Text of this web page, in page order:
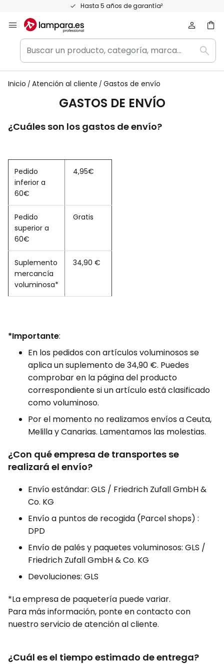
Hasta 5 años de garantía²
contenido
Buscar
un
producto,
categoría,
Inicio Atención al cliente Gastos de envío
GASTOS DE ENVÍO
¿Cuáles son los gastos de envío?
Pedido
inferior a
60€
4,95€
Pedido
superior a
60€
Gratis
Suplemento
mercancía
voluminosa*
34,90 €
*Importante:
En los pedidos con artículos voluminosos se
aplica un suplemento de 34,90 €. Puedes
comprobar en la página del producto
correspondiente si un artículo está clasificado
como voluminoso.
Por el momento no realizamos envíos a Ceuta,
Melilla y Canarias. Lamentamos las molestias.
¿Con qué empresa de transportes se
realizará el envío?
Envío estándar: GLS / Friedrich Zufall GmbH &
Co. KG
Envío a puntos de recogida (Parcel shops) :
DPD
Envío de palés y paquetes voluminosos: GLS /
Friedrich Zufall GmbH & Co. KG
Devoluciones: GLS
*La empresa de paquetería puede variar.
Para más información, ponte en contacto con
nuestro servicio de atención al cliente.
¿Cuál es el tiempo estimado de entrega?